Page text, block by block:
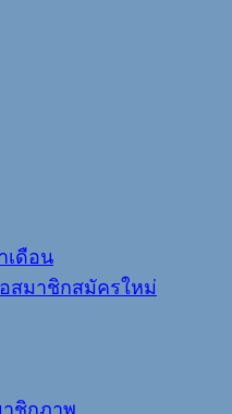
เดือน
สมาชิกสมัครใหม่
ชิกภาพ